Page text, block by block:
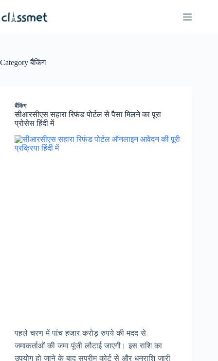
content
Categoryबैंकिंग
बैंकिंग
सीआरसीएस सहारा रिफंड पोर्टल से पैसा मिलने का पूरा
प्रोसेस हिंदी में
पहले चरण में पांच हजार करोड़ रुपये की मदद से
जमाकर्ताओं की जमा पूंजी लौटाई जाएगी। इस राशि का
उपयोग हो जाने के बाद सुप्रीम कोर्ट से और धनराशि जारी